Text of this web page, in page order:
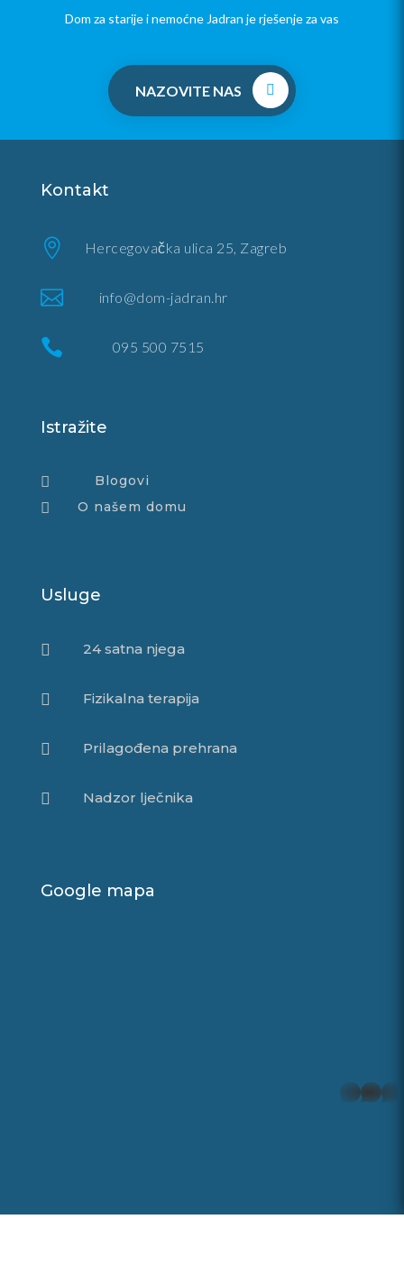
Dom za starije i nemoćne Jadran je rješenje za vas
NAZOVITE NAS
Kontakt
 Hercegovačka ulica 25, Zagreb
 info@dom-jadran.hr
 095 500 7515
Istražite
 Blogovi
 O našem domu
Usluge
 24 satna njega
 Fizikalna terapija
 Prilagođena prehrana
 Nadzor lječnika
Google mapa
whatsapp